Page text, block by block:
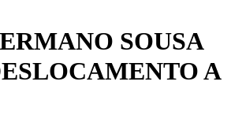
SOUSA
A